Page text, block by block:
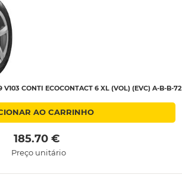
CONTI ECOCONTACT 6 XL (VOL) (EVC) A-B-B-72
AO CARRINHO
185.70 €
Preço unitário